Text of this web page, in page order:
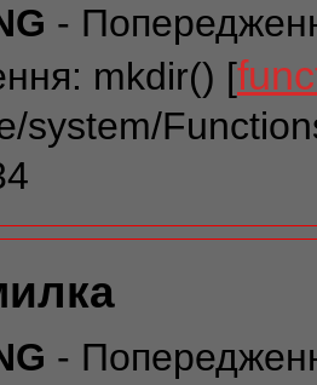
-
mkdir() [
system/
-